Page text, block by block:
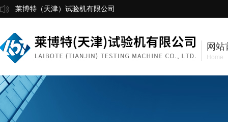
莱博特（天津）试验机有限公司
网站
Home